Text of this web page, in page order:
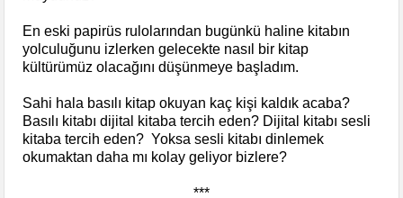
En eski papirüs rulolarından bugünkü haline kitabın
yolculuğunu izlerken gelecekte nasıl bir kitap
kültürümüz olacağını düşünmeye başladım.
Sahi hala basılı kitap okuyan kaç kişi kaldık acaba?
Basılı kitabı dijital kitaba tercih eden? Dijital kitabı sesli
kitaba tercih eden? Yoksa sesli kitabı dinlemek
okumaktan daha mı kolay geliyor bizlere?
***